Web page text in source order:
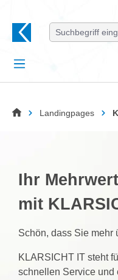
StartseiteLandingpages
Ihr Mehrwert
mit
Schön, dass Sie mehr
KLARSICHT IT steht
schnellen Service und